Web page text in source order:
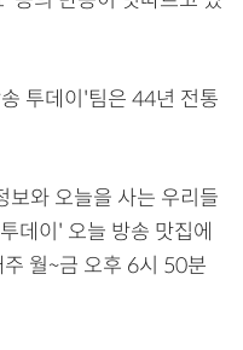
투데이'팀은 44년 전통
보와 오늘을 사는 우리들
데이' 오늘 방송 맛집에
월~금 오후 6시 50분